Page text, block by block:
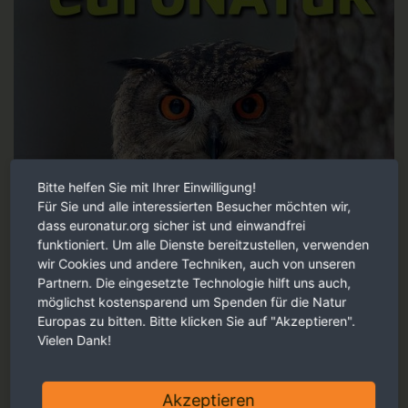
Bitte helfen Sie mit Ihrer Einwilligung!
Für Sie und alle interessierten Besucher möchten wir,
dass euronatur.org sicher ist und einwandfrei
funktioniert. Um alle Dienste bereitzustellen, verwenden
wir Cookies und andere Techniken, auch von unseren
Partnern. Die eingesetzte Technologie hilft uns auch,
möglichst kostensparend um Spenden für die Natur
Europas zu bitten. Bitte klicken Sie auf "Akzeptieren".
Vielen Dank!
Akzeptieren